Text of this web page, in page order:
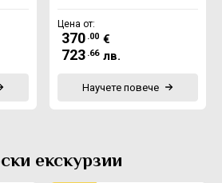
Цена от:
370 .00 €
723 .66 лв.
Научете повече
екскурзии